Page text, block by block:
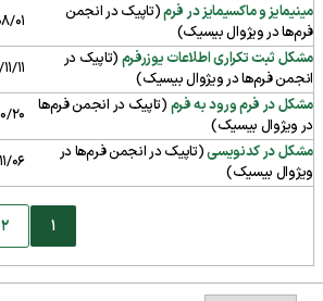
مینیمایز و ماکسیمایز در فرم(تاپیک در انجمن
فرم‌ها در ویژوال بیسیک)
14:21
مشکل ثبت تکراری اطلاعات یوزرفرم (تاپیک در
انجمنفرم‌ها در ویژوال بیسیک)
09:08
مشکل در فرم ورود به فرم (تاپیک در انجمنفرم‌ها
در ویژوال بیسیک)
12:47
مشکل در کدنویسی(تاپیک در انجمنفرم‌ها در
ویژوال بیسیک)
20:38
1
2